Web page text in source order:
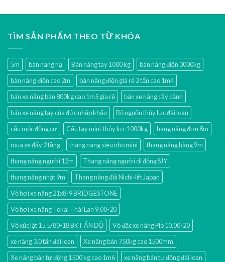
TÌM SẢN PHẨM THEO TỪ KHÓA
5m bàn nang hạ Bàn nâng tay 1000 kg
bàn nâng điện 3000kg
bàn nâng điện cao 2m
bàn nâng điện giá rẻ 2 tấn cao 1m4
bán xe nâng bàn 800kg cao 1m5 gía rẻ
bán xe nâng cây cảnh
bán xe nâng tay của đức nhập khẩu
Bộ nguồn thủy lực đài loan
cẩu móc động cơ
Cẩu tay mini thủy lực 1000kg
hang nâng đơn 8m
mua xe đẩy 2 tầng
thang nang sieu nho mini
thang nâng hàng 9m
thang nâng người 12m
Thang nâng người di động SJY
thang nâng nhật 9m
Thang nâng đôi Nichi-lift Japan
Vỏ hơi xe nâng 21x8-9 BRIDGESTONE
Vỏ hơi xe nâng Tokai Thái Lan 9.00-20
Vỏ xúc lật 15.5/80-18 BKT ẤN ĐỘ
Vỏ đặc xe nâng Pio 10.00-20
xe nâng 3.0 tấn đài loan
Xe nâng bàn 750kg cao 1500mm
Xe nâng bán tự động 1500 kg cao 1m6
xe nâng bán tự động đài loan